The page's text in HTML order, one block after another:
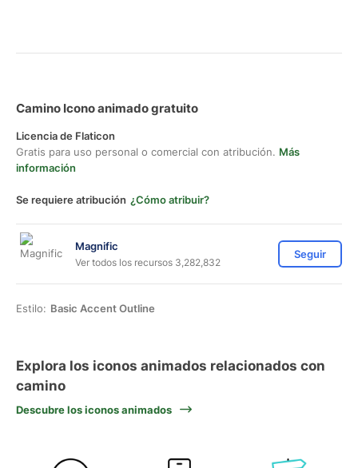
Camino Icono animado gratuito
Licencia de Flaticon
Gratis para uso personal o comercial con atribución. Más
información
Se requiere atribución ¿Cómo atribuir?
Magnific
Ver todos los recursos 3,282,832
Seguir
Estilo: Basic Accent Outline
Explora los iconos animados relacionados con
camino
Descubre los iconos animados